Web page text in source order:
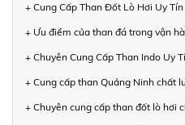
+ Cung Cấp Than Đốt Lò Hơi Uy
+ Ưu điểm của than đá trong vận
+ Chuyên Cung Cấp Than Indo Uy
+ Cung cấp than Quảng Ninh chất
+ Chuyên cung cấp than đốt lò hơi